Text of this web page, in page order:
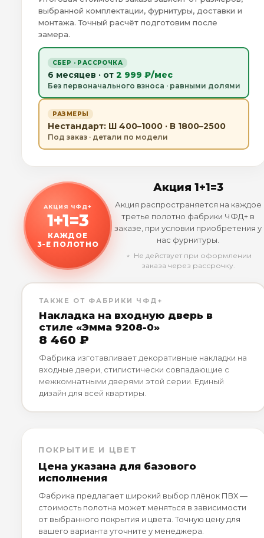
выбранной комплектации, фурнитуры, доставки и
монтажа. Точный расчёт подготовим после
замера.
СБЕР · РАССРОЧКА
6 месяцев · от 2 999 ₽/мес
Без первоначального взноса · равными долями
РАЗМЕРЫ
Нестандарт: Ш 400–1000 · В 1800–2500
Под заказ · детали по модели
АКЦИЯ ЧФД+
1+1=3
КАЖДОЕ
3-Е ПОЛОТНО
Акция 1+1=3
Акция распространяется на каждое
третье полотно фабрики ЧФД+ в
заказе, при условии приобретения у
нас фурнитуры.
﹡ Не действует при оформлении
заказа через рассрочку.
ТАКЖЕ ОТ ФАБРИКИ ЧФД+
Накладка на входную дверь в
стиле «Эмма 9208-0»
8 460 ₽
Фабрика изготавливает декоративные накладки на
входные двери, стилистически совпадающие с
межкомнатными дверями этой серии. Единый
дизайн для всей квартиры.
ПОКРЫТИЕ И ЦВЕТ
Цена указана для базового
исполнения
Фабрика предлагает широкий выбор плёнок ПВХ —
стоимость полотна может меняться в зависимости
от выбранного покрытия и цвета. Точную цену для
вашего варианта уточните у менеджера.